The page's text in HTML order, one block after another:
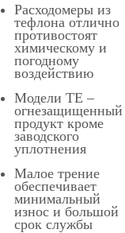
Расходомеры из
тефлона отлично
противостоят
химическому и
погодному
воздействию
Модели TE –
огнезащищенный
продукт кроме
заводского
уплотнения
Малое трение
обеспечивает
минимальный
износ и большой
срок службы